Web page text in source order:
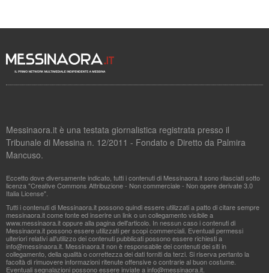
Messinaora.it è una testata giornalistica registrata presso il
Tribunale di Messina n. 12/2011 - Fondato e Diretto da Palmira
Mancuso.
Eccetto dove diversamente indicato, tutti i contenuti di Messinaora.it sono rilasciati sotto
licenza "Creative Commons Attribuzione - Non commerciale - Non opere derivate 3.0
Italia License".
Tutti i contenuti di Messinaora.it possono quindi essere utilizzati a patto di citare sempre
messinaora.it come fonte ed inserire un link o un collegamento visibile a
www.messinaora.it oppure alla pagina dell'articolo. In nessun caso i contenuti di
Messinaora.it possono essere utilizzati per scopi commerciali. Eventuali permessi
ulteriori relativi all'utilizzo dei contenuti pubblicati possono essere richiesti a
info@messinaora.it . Messinaora.it non è responsabile dei contenuti dei siti in
collegamento, della qualità o correttezza dei dati forniti da terzi. Si riserva pertanto la
facoltà di rimuovere informazioni ritenute offensive o contrarie al buon costume.
Eventuali segnalazioni possono essere inviate ainfo@messinaora.it